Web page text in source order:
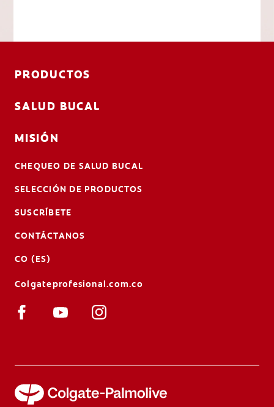
PRODUCTOS
SALUD BUCAL
MISIÓN
CHEQUEO DE SALUD BUCAL
SELECCIÓN DE PRODUCTOS
SUSCRÍBETE
CONTÁCTANOS
CO (ES)
Colgateprofesional.com.co